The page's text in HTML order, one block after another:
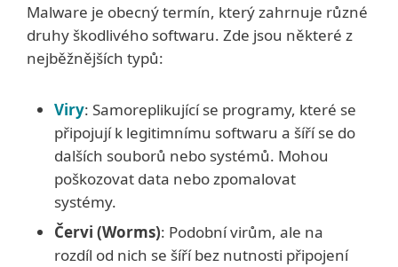
Malware je obecný termín, který zahrnuje různé
druhy škodlivého softwaru. Zde jsou některé z
nejběžnějších typů:
Viry: Samoreplikující se programy, které se
připojují k legitimnímu softwaru a šíří se do
dalších souborů nebo systémů. Mohou
poškozovat data nebo zpomalovat
systémy.
Červi (Worms): Podobní virům, ale na
rozdíl od nich se šíří bez nutnosti připojení